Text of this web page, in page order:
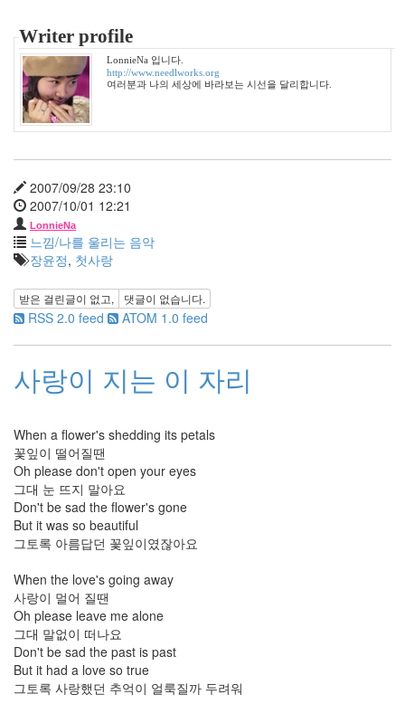
Writer profile
LonnieNa 입니다.
http://www.needlworks.org
여러분과 나의 세상에 바라보는 시선을 달리합니다.
2007/09/28 23:10
2007/10/01 12:21
LonnieNa
느낌/나를 울리는 음악
장윤정, 첫사랑
받은 걸린글이 없고, 댓글이 없습니다.
RSS 2.0 feed ATOM 1.0 feed
사랑이 지는 이 자리
When a flower's shedding its petals
꽃잎이 떨어질땐
Oh please don't open your eyes
그대 눈 뜨지 말아요
Don't be sad the flower's gone
But it was so beautiful
그토록 아름답던 꽃잎이였잖아요
When the love's going away
사랑이 멀어 질땐
Oh please leave me alone
그대 말없이 떠나요
Don't be sad the past is past
But it had a love so true
그토록 사랑했던 추억이 얼룩질까 두려워
2009
년
12
월
3
2010
2010
년
1
월
2
년
2
2
2010
년
0
2010
년
4
월
0
2010
5
월
3
2010
년
6
월